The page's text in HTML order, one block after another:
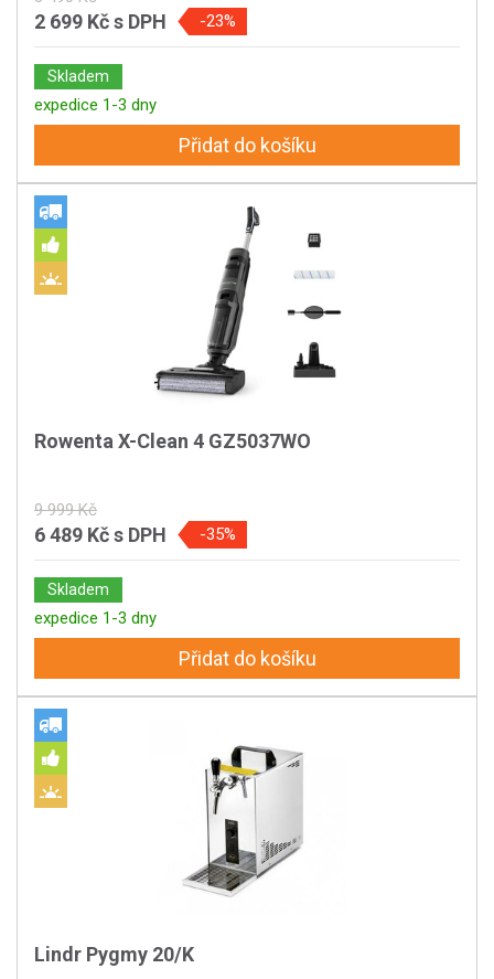
2 699 Kčs DPH -23%
Skladem
expedice 1-3 dny
Přidat do košíku
Rowenta X-Clean 4 GZ5037WO
9 999 Kč
6 489 Kčs DPH -35%
Skladem
expedice 1-3 dny
Přidat do košíku
Lindr Pygmy 20/K